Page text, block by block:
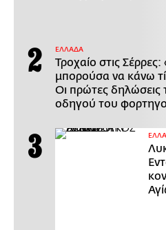
ΕΛΛΑΔΑ
Τροχαίο στις Σέρρες:
μπορούσα να κάνω
Οι πρώτες δηλώσεις
οδηγού του